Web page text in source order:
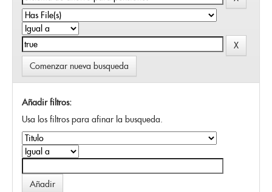
Comenzar nueva busqueda
Añadir filtros:
Usa los filtros para afinar la busqueda.